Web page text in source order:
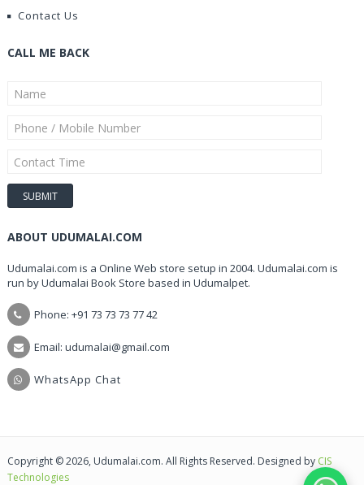
Contact Us
CALL ME BACK
ABOUT UDUMALAI.COM
Udumalai.com is a Online Web store setup in 2004. Udumalai.com is
run by Udumalai Book Store based in Udumalpet.
Phone: +91 73 73 73 77 42
Email: udumalai@gmail.com
WhatsApp Chat
Copyright © 2026, Udumalai.com. All Rights Reserved. Designed by CIS
Technologies